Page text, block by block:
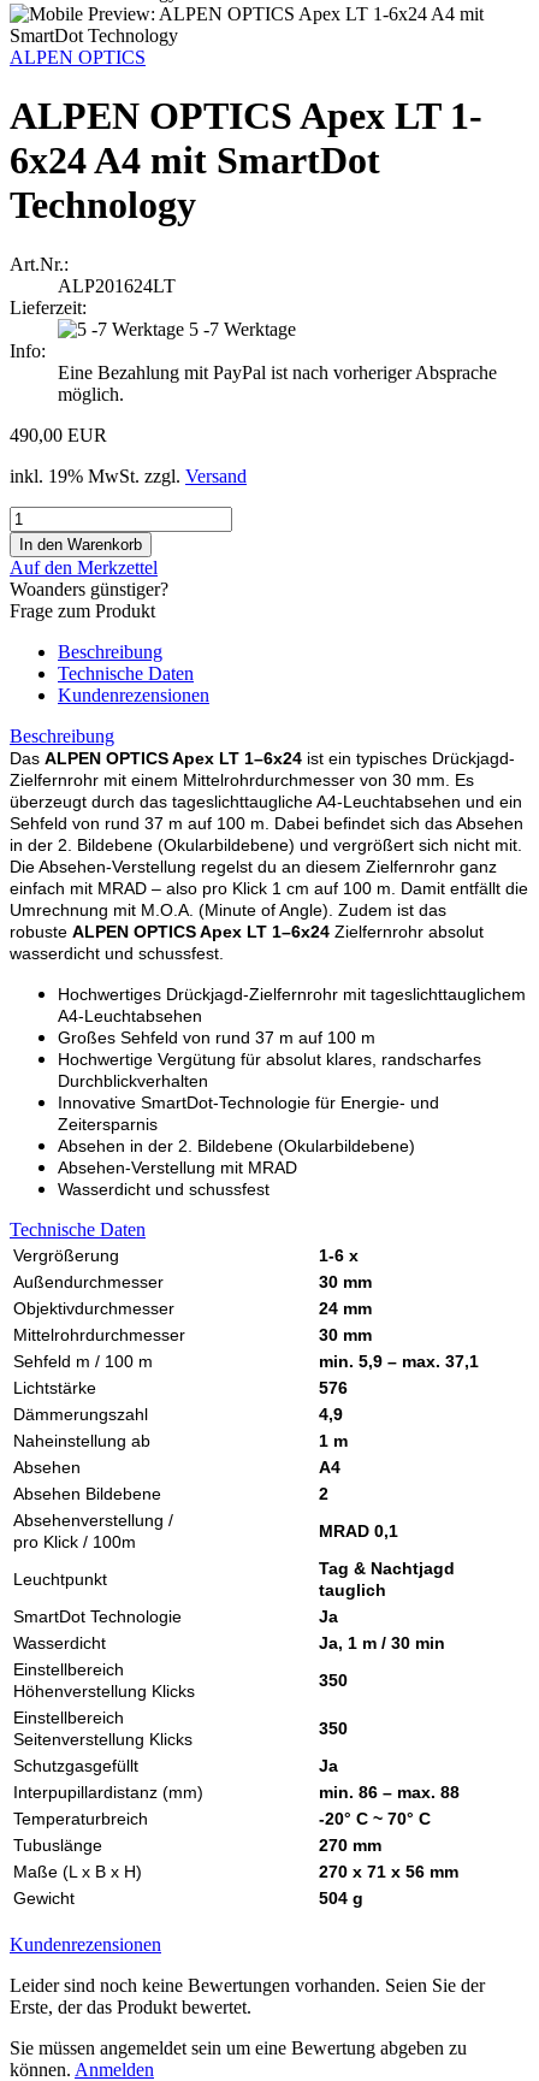
ALPEN OPTICS
ALPEN OPTICS Apex LT 1-
6x24 A4 mit SmartDot
Technology
Art.Nr.:
ALP201624LT
Lieferzeit:
5 -7 Werktage
Info:
Eine Bezahlung mit PayPal ist nach vorheriger Absprache
möglich.
490,00 EUR
inkl. 19% MwSt. zzgl. Versand
Auf den Merkzettel
Woanders günstiger?
Frage zum Produkt
Beschreibung
Technische Daten
Kundenrezensionen
Beschreibung
Das ALPEN OPTICS Apex LT 1–6x24 ist ein typisches Drückjagd-
Zielfernrohr mit einem Mittelrohrdurchmesser von 30 mm. Es
überzeugt durch das tageslichttaugliche A4-Leuchtabsehen und ein
Sehfeld von rund 37 m auf 100 m. Dabei befindet sich das Absehen
in der 2. Bildebene (Okularbildebene) und vergrößert sich nicht mit.
Die Absehen-Verstellung regelst du an diesem Zielfernrohr ganz
einfach mit MRAD – also pro Klick 1 cm auf 100 m. Damit entfällt die
Umrechnung mit M.O.A. (Minute of Angle). Zudem ist das
robuste ALPEN OPTICS Apex LT 1–6x24 Zielfernrohr absolut
wasserdicht und schussfest.
Hochwertiges Drückjagd-Zielfernrohr mit tageslichttauglichem
A4-Leuchtabsehen
Großes Sehfeld von rund 37 m auf 100 m
Hochwertige Vergütung für absolut klares, randscharfes
Durchblickverhalten
Innovative SmartDot-Technologie für Energie- und
Zeitersparnis
Absehen in der 2. Bildebene (Okularbildebene)
Absehen-Verstellung mit MRAD
Wasserdicht und schussfest
Technische Daten
Vergrößerung
1-6 x
Außendurchmesser
30 mm
Objektivdurchmesser
24 mm
Mittelrohrdurchmesser
30 mm
Sehfeld m / 100 m
min. 5,9 – max. 37,1
Lichtstärke
576
Dämmerungszahl
4,9
Naheinstellung ab
1 m
Absehen
A4
Absehen Bildebene
2
Absehenverstellung /
pro Klick / 100m
MRAD 0,1
Leuchtpunkt
Tag & Nachtjagd
tauglich
SmartDot Technologie
Ja
Wasserdicht
Ja, 1 m / 30 min
Einstellbereich
Höhenverstellung Klicks
350
Einstellbereich
Seitenverstellung Klicks
350
Schutzgasgefüllt
Ja
Interpupillardistanz (mm)
min. 86 – max. 88
Temperaturbreich
-20° C ~ 70° C
Tubuslänge
270 mm
Maße (L x B x H)
270 x 71 x 56 mm
Gewicht
504 g
Kundenrezensionen
Leider sind noch keine Bewertungen vorhanden. Seien Sie der
Erste, der das Produkt bewertet.
Sie müssen angemeldet sein um eine Bewertung abgeben zu
können. Anmelden